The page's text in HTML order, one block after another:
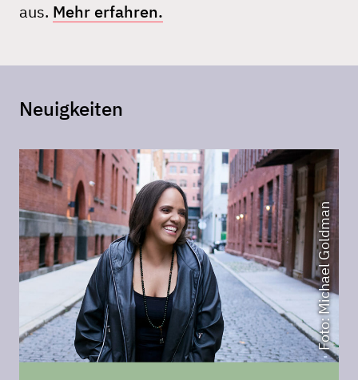
aus. Mehr erfahren.
Neuigkeiten
Foto: Michael Goldman